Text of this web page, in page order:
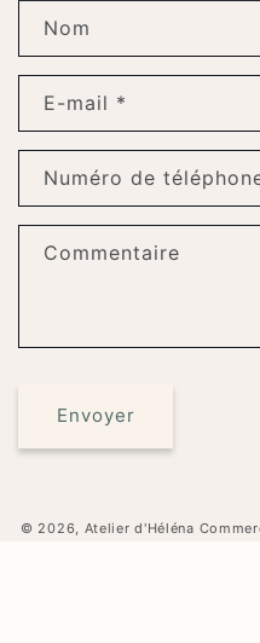
Nom
E-mail *
Numéro de
Commentaire
Envoyer
© 2026, Atelier d'Héléna